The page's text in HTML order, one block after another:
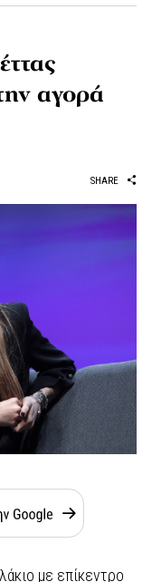
αγορά
SHARE
με επίκεντρο